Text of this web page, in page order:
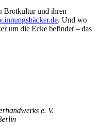
Brotkultur und ihren
. Und wo
um die Ecke befindet – das
e. V.